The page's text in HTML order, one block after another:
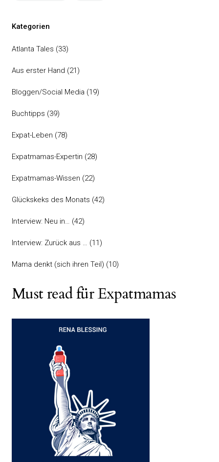
Kategorien
Atlanta Tales (33)
Aus erster Hand (21)
Bloggen/Social Media (19)
Buchtipps (39)
Expat-Leben (78)
Expatmamas-Expertin (28)
Expatmamas-Wissen (22)
Glückskeks des Monats (42)
Interview: Neu in… (42)
Interview: Zurück aus … (11)
Mama denkt (sich ihren Teil) (10)
Must read für Expatmamas